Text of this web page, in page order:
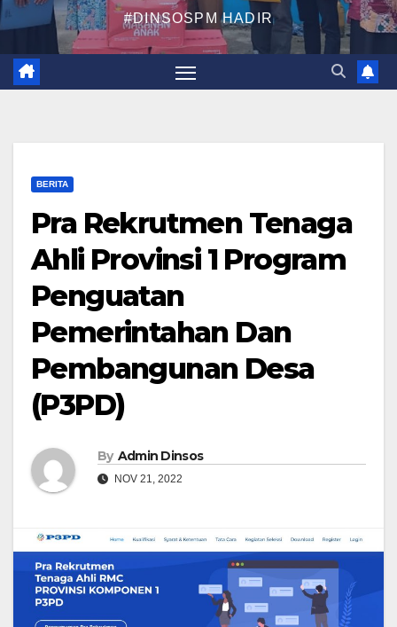
#DINSOSPM HADIR
BERITA
Pra Rekrutmen Tenaga
Ahli Provinsi 1 Program
Penguatan
Pemerintahan Dan
Pembangunan Desa
(P3PD)
By Admin Dinsos
NOV 21, 2022